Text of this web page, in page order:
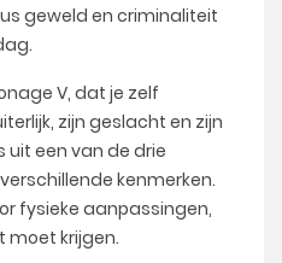
geweld en criminaliteit
V, dat je zelf
zijn geslacht en zijn
uit een van de drie
kenmerken.
fysieke aanpassingen,
moet krijgen.